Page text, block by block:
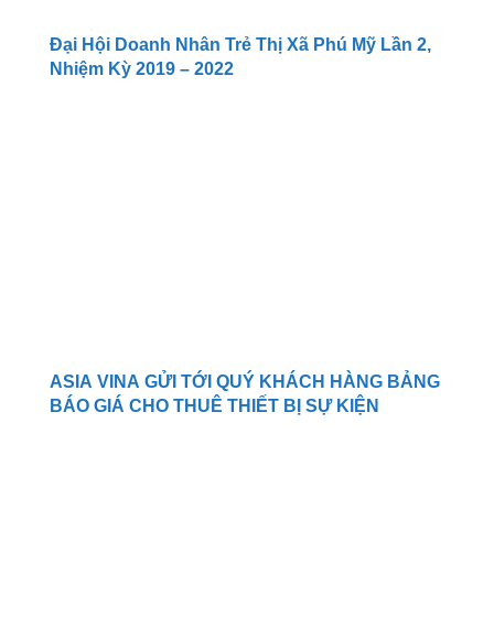
Đại Hội Doanh Nhân Trẻ Thị Xã Phú Mỹ Lần 2,
Nhiệm Kỳ 2019 – 2022
ASIA VINA GỬI TỚI QUÝ KHÁCH HÀNG BẢNG
BÁO GIÁ CHO THUÊ THIẾT BỊ SỰ KIỆN